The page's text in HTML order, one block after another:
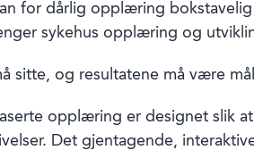
for dårlig opplæring
sykehus opplæring og
sitte, og resultatene må være
opplæring er designet slik
Det gjentagende,